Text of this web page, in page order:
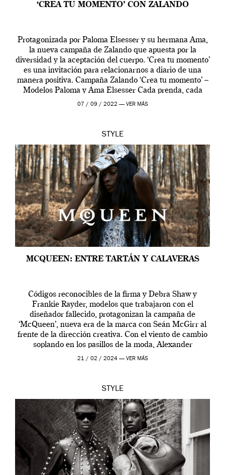
‘CREA TU MOMENTO’ CON ZALANDO
Protagonizada por Paloma Elsesser y su hermana Ama,
la nueva campaña de Zalando que apuesta por la
diversidad y la aceptación del cuerpo. ‘Crea tu momento’
es una invitación para relacionarnos a diario de una
manera positiva. Campaña Zalando ‘Crea tu momento’ –
Modelos Paloma y Ama Elsesser Cada prenda, cada
outfit, cada momento, caracteriza […]
07 / 09 / 2022 — VER MÁS
STYLE
MCQUEEN: ENTRE TARTÁN Y CALAVERAS
Códigos reconocibles de la firma y Debra Shaw y
Frankie Rayder, modelos que trabajaron con el
diseñador fallecido, protagonizan la campaña de
‘McQueen’, nueva era de la marca con Seán McGirr al
frente de la dirección creativa. Con el viento de cambio
soplando en los pasillos de la moda, Alexander
McQueen se prepara para una […]
21 / 02 / 2024 — VER MÁS
STYLE